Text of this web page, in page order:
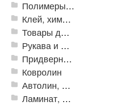
Полимеры и пластики
Клей, химия, сопутствующие товары
Товары для дома
Рукава и шланги промышленные
Придверные решетки
Ковролин
Автолин, Транслин, Линолеум
Ламинат, Кварцвиниловая плитка SPC